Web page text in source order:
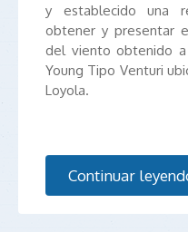
y establecido una
obtener y presentar
del viento obtenido
Young Tipo Venturi
Loyola.
Continuar